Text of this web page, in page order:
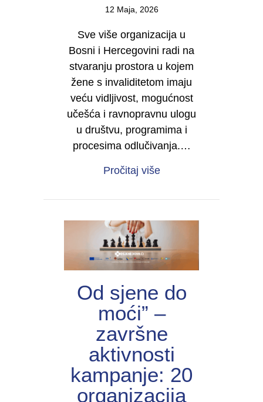
12 Maja, 2026
Sve više organizacija u
Bosni i Hercegovini radi na
stvaranju prostora u kojem
žene s invaliditetom imaju
veću vidljivost, mogućnost
učešća i ravnopravnu ulogu
u društvu, programima i
procesima odlučivanja.…
Pročitaj višeabout Želite da i
Od sjene do
moći” –
završne
aktivnosti
kampanje: 20
organizacija